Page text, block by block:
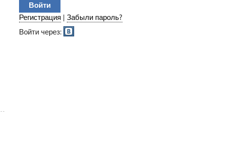
Регистрация | Забыли пароль?
Войти через: